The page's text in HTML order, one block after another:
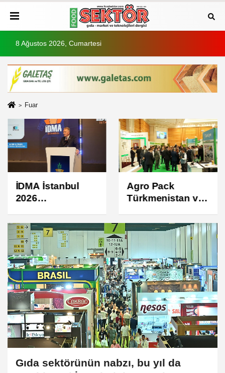
8 Ağustos 2026, Cumartesi
Fuar
İDMA İstanbul
2026
kapılarını açtı
Agro Pack
Türkmenistan ve
Türkmenistan
2026 Kapılarını
Açtı!
Gıda sektörünün nabzı, bu yıl da